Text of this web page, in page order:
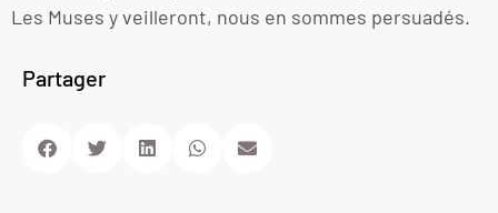
Les Muses y veilleront, nous en sommes persuadés.
Partager